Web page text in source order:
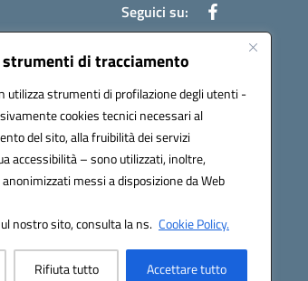
di tracciamento
utilizza strumenti di profilazione degli utenti -
cookies tecnici necessari al
del sito, alla fruibilità dei servizi
accessibilità – sono utilizzati, inoltre,
messi a disposizione da Web
nostro sito, consulta la ns. Cookie Policy.
Rifiuta tutto Accettare tutto
Seguici su: